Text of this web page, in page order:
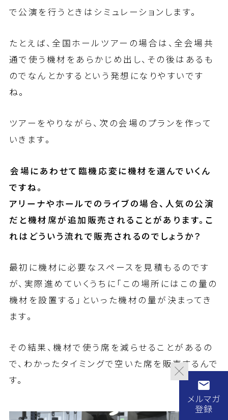
メルマガ
登録
で公演を行うときはシミュレーションします。
たとえば、全国ホールツアーの場合は、全会場共
通で使う機材をあらかじめ出し、その後はあるも
のでなんとかするという発想になりやすいです
ね。
ツアーをやりながら、次の会場のプランを作って
いきます。
――会場にあわせて臨機応変に機材を選んでいくん
ですね。
アリーナやホールでのライブの場合、人気の公演
だと機材席が追加販売されることがあります。こ
れはどういう流れで販売されるのでしょうか？
最初に機材に必要なスペースを見積もるのです
が、実際進めていくうちに「この場所にはこの量の
機材を設置する」といった機材の量が決まってき
ます。
その結果、機材で使う席を減らせることがあるの
で、わかったタイミングで空いた席を販売するんで
す。